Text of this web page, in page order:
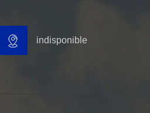
indisponible